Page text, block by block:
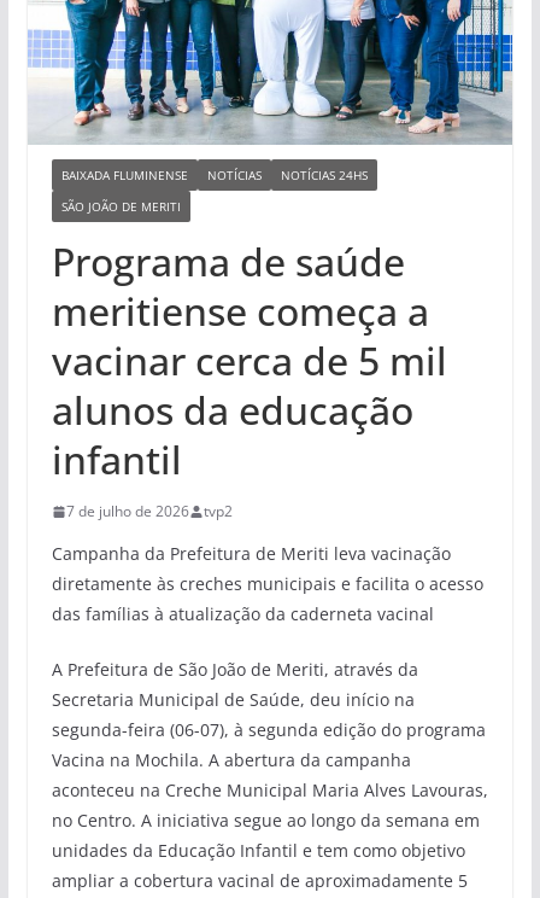
BAIXADA FLUMINENSE NOTÍCIAS
NOTÍCIAS 24HS
SÃO JOÃO DE MERITI
Programa de saúde
meritiense começa a
vacinar cerca de 5 mil
alunos da educação
infantil
7 de julho de 2026 tvp2
Campanha da Prefeitura de Meriti leva vacinação
diretamente às creches municipais e facilita o acesso
das famílias à atualização da caderneta vacinal
A Prefeitura de São João de Meriti, através da
Secretaria Municipal de Saúde, deu início na
segunda-feira (06-07), à segunda edição do programa
Vacina na Mochila. A abertura da campanha
aconteceu na Creche Municipal Maria Alves Lavouras,
no Centro. A iniciativa segue ao longo da semana em
unidades da Educação Infantil e tem como objetivo
ampliar a cobertura vacinal de aproximadamente 5